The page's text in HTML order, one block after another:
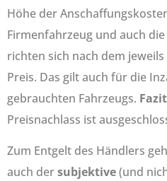
Höhe der
Firmenfahrzeug und auch
richten sich nach dem jeweils
Preis. Das gilt auch für die
gebrauchten Fahrzeugs.
Preisnachlass ist
Zum Entgelt des Händlers
auch dersubjektive(und